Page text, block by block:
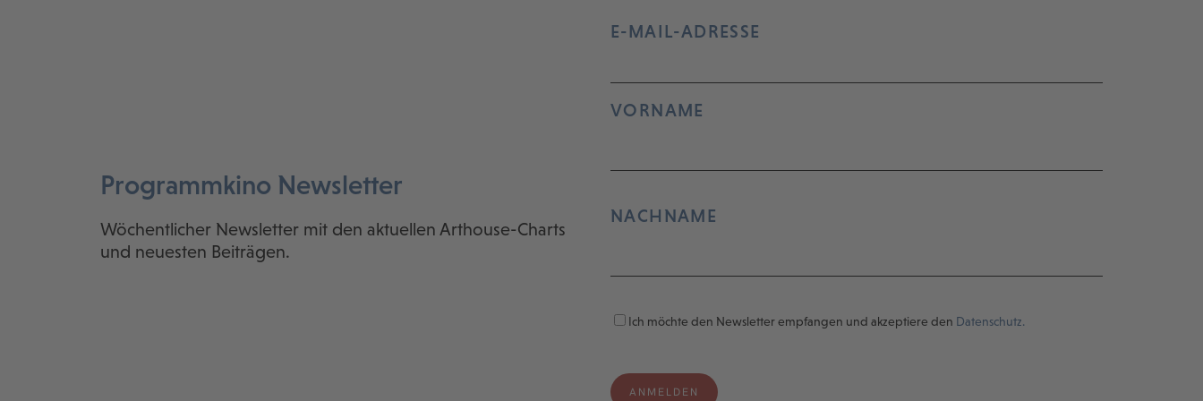
Programmkino Newsletter
Wöchentlicher Newsletter mit den aktuellen Arthouse-Charts
und neuesten Beiträgen.
E-MAIL-ADRESSE
VORNAME
NACHNAME
Ich möchte den Newsletter empfangen und akzeptiere den Datenschutz.